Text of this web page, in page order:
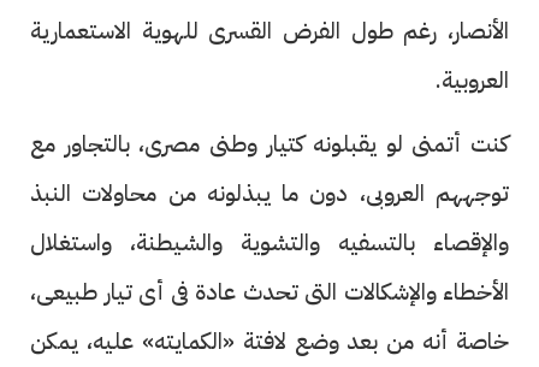
الأنصار، رغم طول الفرض القسرى للهوية الاستعمارية
العروبية.
كنت أتمنى لو يقبلونه كتيار وطنى مصرى، بالتجاور مع
توجههم العروبى، دون ما يبذلونه من محاولات النبذ
والإقصاء بالتسفيه والتشوية والشيطنة، واستغلال
الأخطاء والإشكالات التى تحدث عادة فى أى تيار طبيعى،
خاصة أنه من بعد وضع لافتة «الكمايته» عليه، يمكن